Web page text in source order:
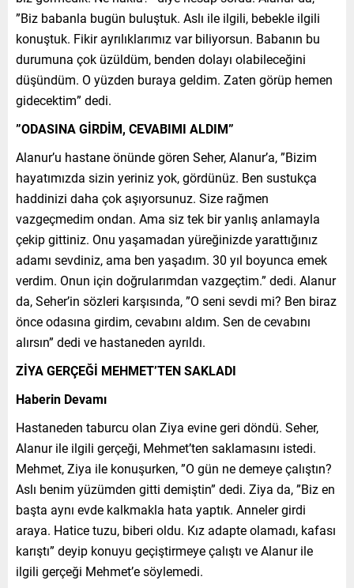
”Biz babanla bugün buluştuk. Aslı ile ilgili, bebekle ilgili
konuştuk. Fikir ayrılıklarımız var biliyorsun. Babanın bu
durumuna çok üzüldüm, benden dolayı olabileceğini
düşündüm. O yüzden buraya geldim. Zaten görüp hemen
gidecektim” dedi.
”ODASINA GİRDİM, CEVABIMI ALDIM”
Alanur’u hastane önünde gören Seher, Alanur’a, ”Bizim
hayatımızda sizin yeriniz yok, gördünüz. Ben sustukça
haddinizi daha çok aşıyorsunuz. Size rağmen
vazgeçmedim ondan. Ama siz tek bir yanlış anlamayla
çekip gittiniz. Onu yaşamadan yüreğinizde yarattığınız
adamı sevdiniz, ama ben yaşadım. 30 yıl boyunca emek
verdim. Onun için doğrularımdan vazgeçtim.” dedi. Alanur
da, Seher’in sözleri karşısında, ”O seni sevdi mi? Ben biraz
önce odasına girdim, cevabını aldım. Sen de cevabını
alırsın” dedi ve hastaneden ayrıldı.
ZİYA GERÇEĞİ MEHMET’TEN SAKLADI
Haberin Devamı
Hastaneden taburcu olan Ziya evine geri döndü. Seher,
Alanur ile ilgili gerçeği, Mehmet’ten saklamasını istedi.
Mehmet, Ziya ile konuşurken, ”O gün ne demeye çalıştın?
Aslı benim yüzümden gitti demiştin” dedi. Ziya da, ”Biz en
başta aynı evde kalkmakla hata yaptık. Anneler girdi
araya. Hatice tuzu, biberi oldu. Kız adapte olamadı, kafası
karıştı” deyip konuyu geçiştirmeye çalıştı ve Alanur ile
ilgili gerçeği Mehmet’e söylemedi.